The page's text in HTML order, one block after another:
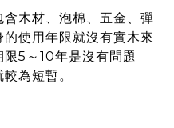
木材、泡棉、五金、彈
使用年限就沒有實木來
5～10年是沒有問題
為短暫。